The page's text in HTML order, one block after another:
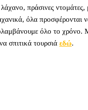
πράσινες ντομάτες,
όλα προσφέρονται
όλο το χρόνο.
σπιτικά τουρσιά εδώ.